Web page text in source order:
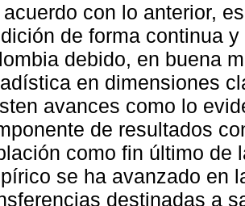
acuerdo con lo anterior,
de forma continua
debido, en buena
en dimensiones
avances como lo
de resultados
como fin último de
se ha avanzado en
destinadas a